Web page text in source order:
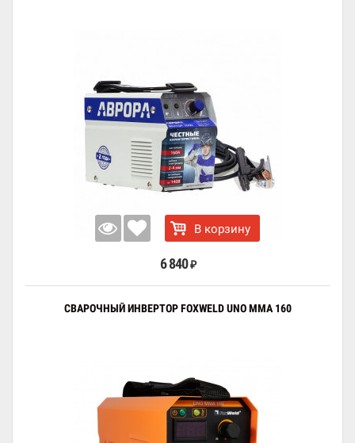
В корзину
6 840 ₽
СВАРОЧНЫЙ ИНВЕРТОР FOXWELD UNO MMA 160